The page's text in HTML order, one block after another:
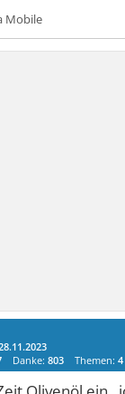
Danke:803 Themen:4